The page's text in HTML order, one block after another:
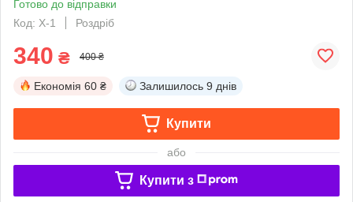
Готово до відправки
Код: X-1
Роздріб
340 ₴ 400 ₴
Економія 60 ₴ Залишилось 9 днів
Купити
або
Купити з